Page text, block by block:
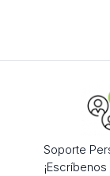
Soporte